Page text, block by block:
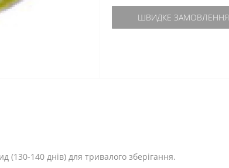
ШВИДКЕ ЗАМОВЛЕННЯ
(130-140 днів) для тривалого зберігання.